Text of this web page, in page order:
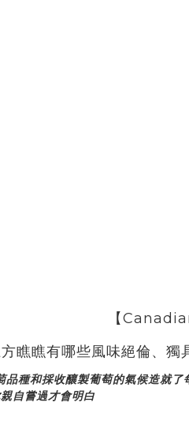
瞧瞧有哪些風味絕倫、獨
品種和採收釀製葡萄的氣候造就
自嘗過才會明白